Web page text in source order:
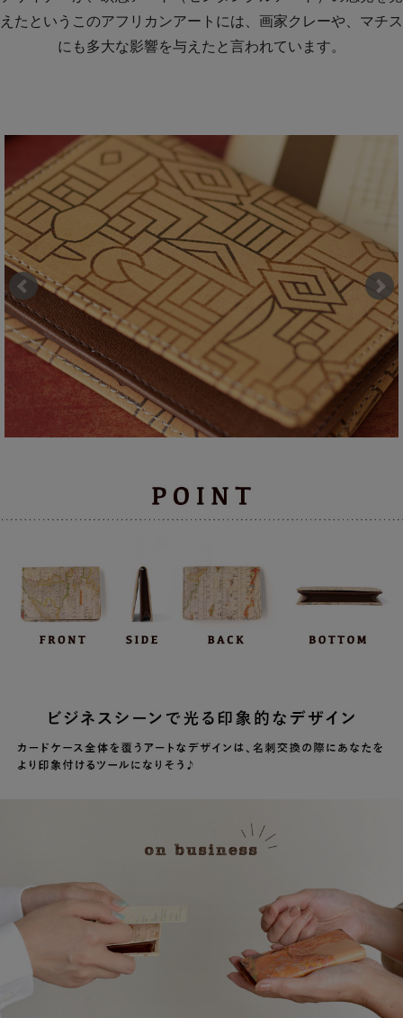
えたというこのアフリカンアートには、画家クレーや、マチス
にも多大な影響を与えたと言われています。